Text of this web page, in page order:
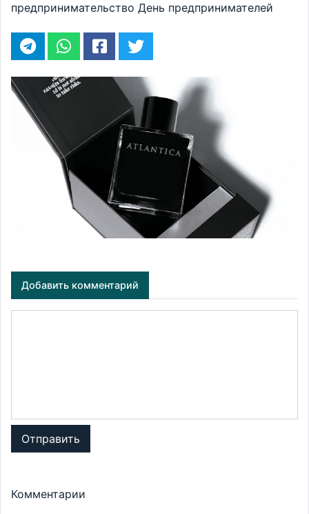
предпринимательство День предпринимателей
Добавить комментарий
Отправить
Комментарии